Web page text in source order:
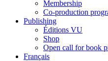
Membership
Co-production
Publishing
Éditions VU
Shop
Open call for book
Français